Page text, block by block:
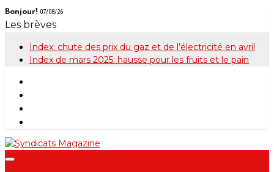
Skip
to
Bonjour! 07/08/26
Les brèves
Index: chute des prix du gaz et de l’électricité en avril
Index de mars 2025: hausse pour les fruits et le pain
Syndicats
Le magazine de la FGTB